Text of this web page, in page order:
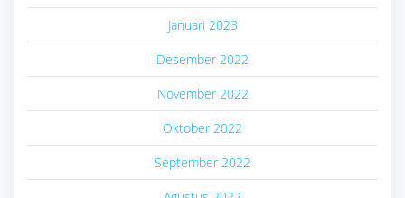
Januari 2023
Desember 2022
November 2022
Oktober 2022
September 2022